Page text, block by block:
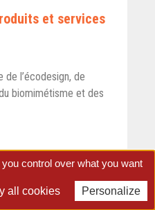
et services
de l’écodesign, de
biomimétisme et des
en 2027
control over what you want
all cookies Personalize